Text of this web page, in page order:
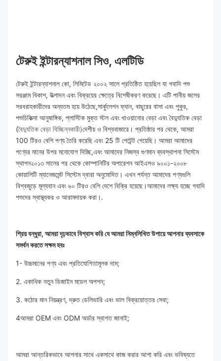
টেরুই ইন্টারন্যাশনাল সিও, এলটিডি
টেরুই ইন্টারন্যাশনাল কো, লিমিটেড ২০০২ সালে প্রতিষ্ঠিত হয়েছিল যা গবাদি পশু
সরঞ্জাম বিকাশ, উত্পাদন এবং বিক্রয়ের ক্ষেত্রে বিশেষীকরণ করেছে। এটি পানীয় জলের
সরবরাহকারীদের অন্যতম হয়ে উঠেছে,সার্কুলেশন ফ্যান, বাছুরের বাসা এবং পুকুর,
পশুচিকিত্সা আনুষাঙ্গিক, প্লাস্টিক মুক্ত স্টল এবং খাওয়ানোর বেড়া এবং বৈদ্যুতিক বেড়া
(বৈদ্যুতিক বেড়া বিচ্ছিন্নকারী)দেশীয় ও বিশ্ববাজারে। প্রতিষ্ঠার পর থেকে, আমরা
100 টিরও বেশি পণ্য তৈরি করেছি এবং 25 টি পেটেন্ট পেয়েছি। আমরা আমাদের
পণ্যের মানের উপর মনোযোগ দিচ্ছি,এবং আমাদের নিজস্ব গুণমান ব্যবস্থাপনা সিস্টেম
স্থাপন২০১৩ সালের পর থেকে কোম্পানিটির অপারেশন আইএসও ৯০০১-২০০৮
কোয়ালিটি ম্যানেজমেন্ট সিস্টেম দ্বারা অনুমোদিত। এখন পর্যন্ত আমাদের পণ্যগুলি
বিশ্বজুড়ে মূল্যবান এবং ৬০ টিরও বেশি দেশে বিক্রি হয়েছে।আমাদের লক্ষ্য হচ্ছে গবাদি
পশুদের স্বাস্থ্যকর ও আরামদায়ক করা।.
প্রিয় বন্ধুরা, আমরা দৃঢ়ভাবে বিশ্বাস করি যে আমরা নিম্নলিখিত উপায়ে আপনার ব্যবসাকে
সমর্থন করতে সক্ষম হবঃ
1- উচ্চমানের পণ্য এবং প্রতিযোগিতামূলক দাম;
2. একাধিক নতুন ডিজাইন মডেল অপশন;
3. কঠোর মান নিয়ন্ত্রণ, দ্রুত ডেলিভারি এবং ভাল বিক্রয়োত্তর সেবা;
4আমরা OEM এবং ODM অর্ডার স্বাগত জানাই;
আমরা আন্তরিকভাবে আপনার সাথে একসাথে কাজ করার আশা করি এবং ভবিষ্যতে